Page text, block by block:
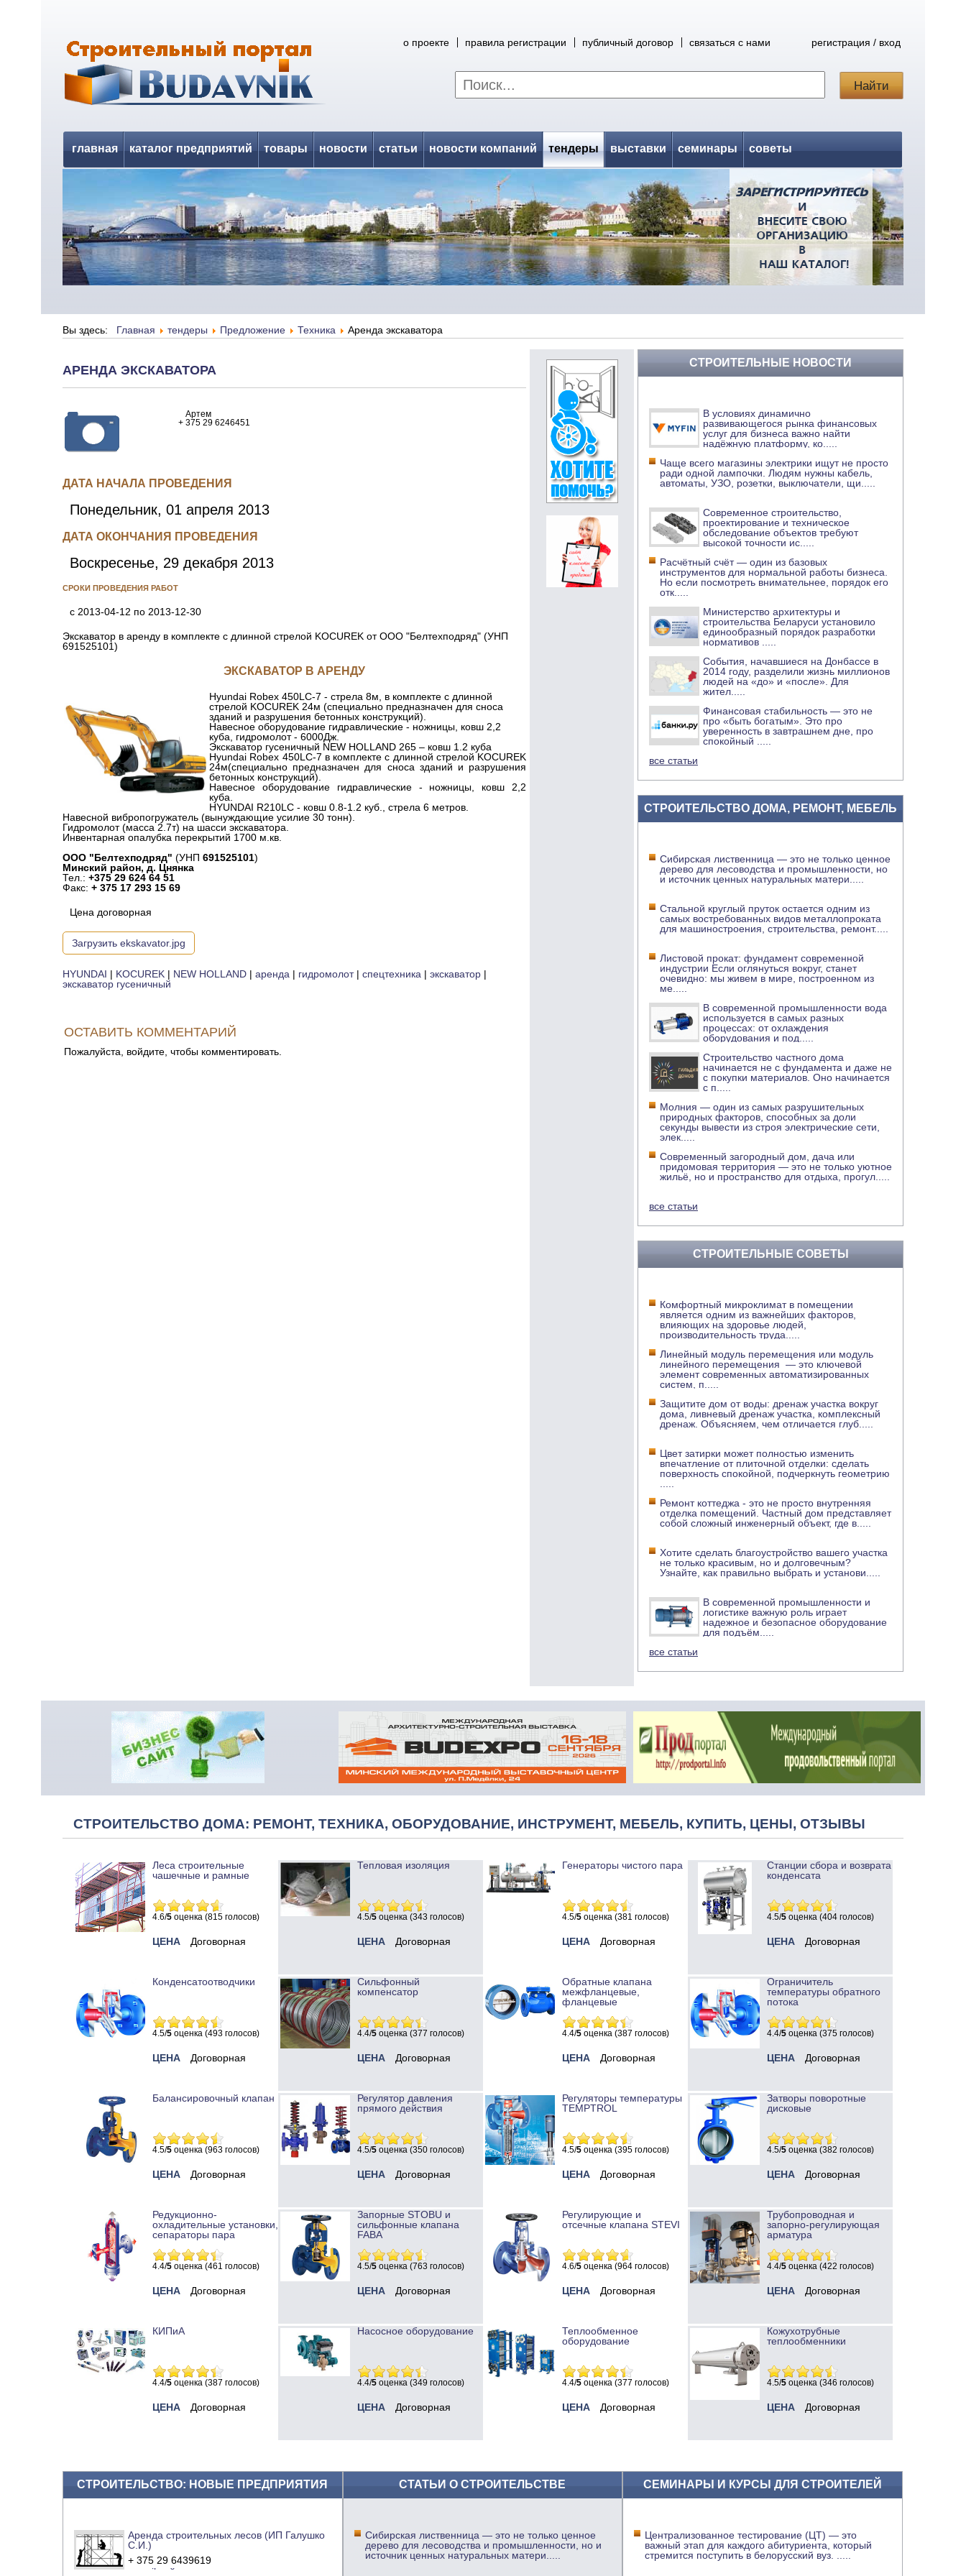
регистрация / вход
о проекте правила регистрации публичный договор связаться с нами
главная каталог предприятий товары новости статьи новости компаний тендеры выставки семинары советы
Вы здесь: Главная тендеры Предложение Техника Аренда экскаватора
АРЕНДА ЭКСКАВАТОРА
Артем
+ 375 29 6246451
ДАТА НАЧАЛА ПРОВЕДЕНИЯ
Понедельник, 01 апреля 2013
ДАТА ОКОНЧАНИЯ ПРОВЕДЕНИЯ
Воскресенье, 29 декабря 2013
СРОКИ ПРОВЕДЕНИЯ РАБОТ
с 2013-04-12 по 2013-12-30
Экскаватор в аренду в комплекте с длинной стрелой KOCUREK от ООО "Белтехподряд" (УНП
691525101)
ЭКСКАВАТОР В АРЕНДУ
Hyundai Robex 450LC-7 - стрела 8м, в комплекте с длинной
стрелой KOCUREK 24м (специально предназначен для сноса
зданий и разрушения бетонных конструкций).
Навесное оборудование гидравлические - ножницы, ковш 2,2
куба, гидромолот - 6000Дж.
Экскаватор гусеничный NEW HOLLAND 265 – ковш 1.2 куба
Hyundai Robex 450LC-7 в комплекте с длинной стрелой KOCUREK
24м(специально предназначен для сноса зданий и разрушения
бетонных конструкций).
Навесное оборудование гидравлические - ножницы, ковш 2,2
куба.
HYUNDAI R210LC - ковш 0.8-1.2 куб., стрела 6 метров.
Навесной вибропогружатель (вынуждающие усилие 30 тонн).
Гидромолот (масса 2.7т) на шасси экскаватора.
Инвентарная опалубка перекрытий 1700 м.кв.
ООО "Белтехподряд" (УНП 691525101)
Минский район, д. Цнянка
Тел.: +375 29 624 64 51
Факс: + 375 17 293 15 69
Цена договорная
Загрузить ekskavator.jpg
HYUNDAI | KOCUREK | NEW HOLLAND | аренда | гидромолот| спецтехника | экскаватор |
экскаватор гусеничный
ОСТАВИТЬ КОММЕНТАРИЙ
Пожалуйста, войдите, чтобы комментировать.
СТРОИТЕЛЬНЫЕ НОВОСТИ
В условиях динамично
развивающегося рынка финансовых
услуг для бизнеса важно найти
надёжную платформу, ко
Чаще всего магазины электрики ищут не просто
ради одной лампочки. Людям нужны кабель,
автоматы, УЗО, розетки, выключатели, щи
Современное строительство,
проектирование и техническое
обследование объектов требуют
высокой точности ис
Расчётный счёт — один из базовых
инструментов для нормальной работы бизнеса.
Но если посмотреть внимательнее, порядок его
отк
Министерство архитектуры и
строительства Беларуси установило
единообразный порядок разработки
нормативов
События, начавшиеся на Донбассе в
2014 году, разделили жизнь миллионов
людей на «до» и «после». Для
жител
Финансовая стабильность — это не
про «быть богатым». Это про
уверенность в завтрашнем дне, про
спокойный
все статьи
СТРОИТЕЛЬСТВО ДОМА, РЕМОНТ, МЕБЕЛЬ
Сибирская лиственница — это не только ценное
дерево для лесоводства и промышленности, но
и источник ценных натуральных матери
Стальной круглый пруток остается одним из
самых востребованных видов металлопроката
для машиностроения, строительства, ремонт.....
Листовой прокат: фундамент современной
индустрии Если оглянуться вокруг, станет
очевидно: мы живем в мире, построенном из
ме
В современной промышленности вода
используется в самых разных
процессах: от охлаждения
оборудования и под
Строительство частного дома
начинается не с фундамента и даже не
с покупки материалов. Оно начинается
с п
Молния — один из самых разрушительных
природных факторов, способных за доли
секунды вывести из строя электрические сети,
элек
Современный загородный дом, дача или
придомовая территория — это не только уютное
жильё, но и пространство для отдыха, прогул
все статьи
СТРОИТЕЛЬНЫЕ СОВЕТЫ
Комфортный микроклимат в помещении
является одним из важнейших факторов,
влияющих на здоровье людей,
производительность труда
Линейный модуль перемещения или модуль
линейного перемещения — это ключевой
элемент современных автоматизированных
систем, п
Защитите дом от воды: дренаж участка вокруг
дома, ливневый дренаж участка, комплексный
дренаж. Объясняем, чем отличается глуб
Цвет затирки может полностью изменить
впечатление от плиточной отделки: сделать
поверхность спокойной, подчеркнуть геометрию
Ремонт коттеджа - это не просто внутренняя
отделка помещений. Частный дом представляет
собой сложный инженерный объект, где в
Хотите сделать благоустройство вашего участка
не только красивым, но и долговечным?
Узнайте, как правильно выбрать и установи
В современной промышленности и
логистике важную роль играет
надежное и безопасное оборудование
для подъём
все статьи
СТРОИТЕЛЬСТВО ДОМА: РЕМОНТ, ТЕХНИКА, ОБОРУДОВАНИЕ, ИНСТРУМЕНТ, МЕБЕЛЬ, КУПИТЬ, ЦЕНЫ, ОТЗЫВЫ
Леса строительные
чашечные и рамные
4.6/5 оценка (815 голосов)
ЦЕНА Договорная
Тепловая изоляция
4.5/5 оценка (343 голосов)
ЦЕНА Договорная
Генераторы чистого пара
4.5/5 оценка (381 голосов)
ЦЕНА Договорная
Станции сбора и возврата
конденсата
4.5/5 оценка (404 голосов)
ЦЕНА Договорная
Конденсатоотводчики
4.5/5 оценка (493 голосов)
ЦЕНА Договорная
Сильфонный
компенсатор
4.4/5 оценка (377 голосов)
ЦЕНА Договорная
Обратные клапана
межфланцевые,
фланцевые
4.4/5 оценка (387 голосов)
ЦЕНА Договорная
Ограничитель
температуры обратного
потока
4.4/5 оценка (375 голосов)
ЦЕНА Договорная
Балансировочный клапан
4.5/5 оценка (963 голосов)
ЦЕНА Договорная
Регулятор давления
прямого действия
4.5/5 оценка (350 голосов)
ЦЕНА Договорная
Регуляторы температуры
TEMPTROL
4.5/5 оценка (395 голосов)
ЦЕНА Договорная
Затворы поворотные
дисковые
4.5/5 оценка (382 голосов)
ЦЕНА Договорная
Редукционно-
охладительные установки,
сепараторы пара
4.4/5 оценка (461 голосов)
ЦЕНА Договорная
Запорные STOBU и
сильфонные клапана
FABA
4.5/5 оценка (763 голосов)
ЦЕНА Договорная
Регулирующие и
отсечные клапана STEVI
4.6/5 оценка (964 голосов)
ЦЕНА Договорная
Трубопроводная и
запорно-регулирующая
арматура
4.4/5 оценка (422 голосов)
ЦЕНА Договорная
КИПиА
4.4/5 оценка (387 голосов)
ЦЕНА Договорная
Насосное оборудование
4.4/5 оценка (349 голосов)
ЦЕНА Договорная
Теплообменное
оборудование
4.4/5 оценка (377 голосов)
ЦЕНА Договорная
Кожухотрубные
теплообменники
4.5/5 оценка (346 голосов)
ЦЕНА Договорная
СТРОИТЕЛЬСТВО: НОВЫЕ ПРЕДПРИЯТИЯ
Аренда строительных лесов (ИП Галушко
С.И.)
+ 375 29 6439619
e-mail
сайт компании
СТАТЬИ О СТРОИТЕЛЬСТВЕ
Сибирская лиственница — это не только ценное
дерево для лесоводства и промышленности, но и
источник ценных натуральных матери
СЕМИНАРЫ И КУРСЫ ДЛЯ СТРОИТЕЛЕЙ
Централизованное тестирование (ЦТ) — это
важный этап для каждого абитуриента, который
стремится поступить в белорусский вуз.